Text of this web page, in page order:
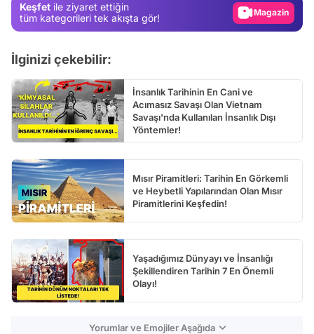
Keşfet ile ziyaret ettiğin
tüm kategorileri tek akışta gör!
Video
İlginizi çekebilir:
İnsanlık Tarihinin En Cani ve
Acımasız Savaşı Olan Vietnam
Savaşı'nda Kullanılan İnsanlık Dışı
Yöntemler!
Mısır Piramitleri: Tarihin En Görkemli
ve Heybetli Yapılarından Olan Mısır
Piramitlerini Keşfedin!
Yaşadığımız Dünyayı ve İnsanlığı
Şekillendiren Tarihin 7 En Önemli
Olayı!
Yorumlar ve Emojiler Aşağıda